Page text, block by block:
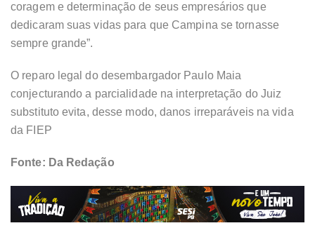
coragem e determinação de seus empresários que
dedicaram suas vidas para que Campina se tornasse
sempre grande”.
O reparo legal do desembargador Paulo Maia
conjecturando a parcialidade na interpretação do Juiz
substituto evita, desse modo, danos irreparáveis na vida
da FIEP
Fonte: Da Redação